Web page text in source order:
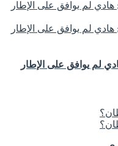
لم يوافق على الإطار